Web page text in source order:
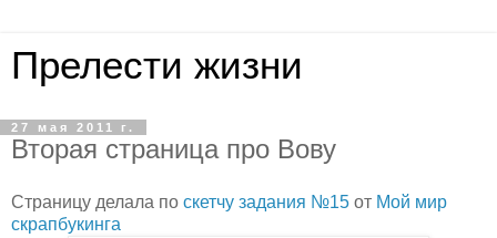
Прелести жизни
27 мая 2011 г.
Вторая страница про Вову
Страницу делала по скетчу задания №15 от Мой мир
скрапбукинга